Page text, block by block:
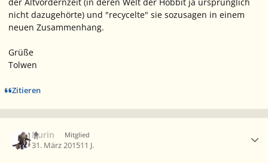
nicht dazugehörte) und "recycelte" sie sozusagen in einem
neuen Zusammenhang.
Grüße
Tolwen
Zitieren
Durin Mitglied
31. März 201511 J.